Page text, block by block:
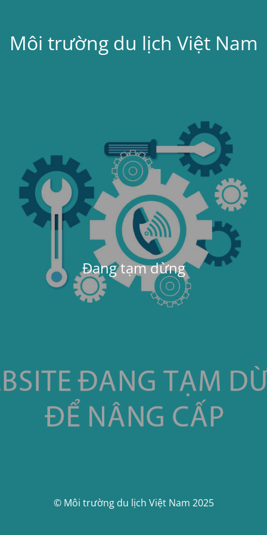
Môi trường du lịch Việt Nam
Đang tạm dừng
© Môi trường du lịch Việt Nam 2025